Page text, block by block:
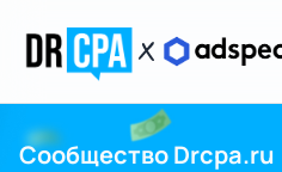
Сообщество Drcpa.ru